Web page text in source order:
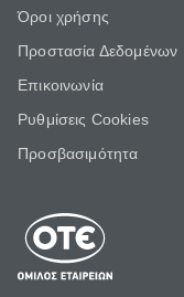
Όροι χρήσης
Προστασία Δεδομένων
Επικοινωνία
Ρυθμίσεις Cookies
Προσβασιμότητα